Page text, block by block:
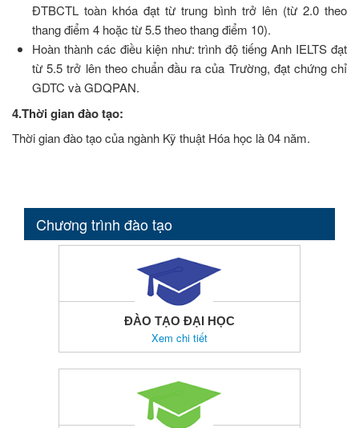
ĐTBCTL toàn khóa đạt từ trung bình trở lên (từ 2.0 theo
thang điểm 4 hoặc từ 5.5 theo thang điểm 10).
Hoàn thành các điều kiện như: trình độ tiếng Anh IELTS đạt
từ 5.5 trở lên theo chuẩn đầu ra của Trường, đạt chứng chỉ
GDTC và GDQPAN.
4.Thời gian đào tạo:
Thời gian đào tạo của ngành Kỹ thuật Hóa học là 04 năm.
Chương trình đào tạo
ĐÀO TẠO ĐẠI HỌC
Xem chi tiết